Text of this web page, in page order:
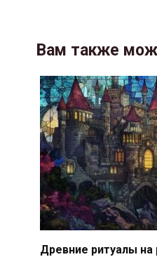
Вам также
Древние ритуалы на